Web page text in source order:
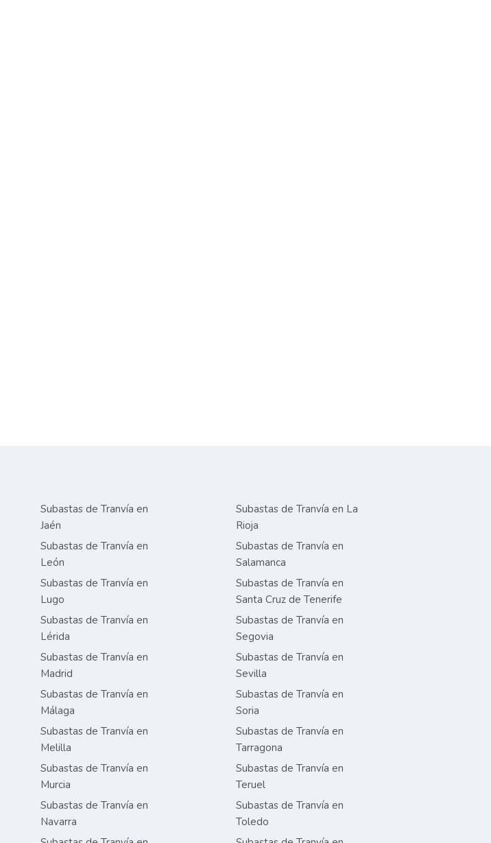
Subastas de Tranvía en
Jaén
Subastas de Tranvía en
León
Subastas de Tranvía en
Lugo
Subastas de Tranvía en
Lérida
Subastas de Tranvía en
Madrid
Subastas de Tranvía en
Málaga
Subastas de Tranvía en
Melilla
Subastas de Tranvía en
Murcia
Subastas de Tranvía en
Navarra
Subastas de Tranvía en La
Rioja
Subastas de Tranvía en
Salamanca
Subastas de Tranvía en
Santa Cruz de Tenerife
Subastas de Tranvía en
Segovia
Subastas de Tranvía en
Sevilla
Subastas de Tranvía en
Soria
Subastas de Tranvía en
Tarragona
Subastas de Tranvía en
Teruel
Subastas de Tranvía en
Toledo